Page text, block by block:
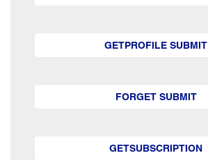
GETPROFILE SUBMIT
FORGET SUBMIT
GETSUBSCRIPTION